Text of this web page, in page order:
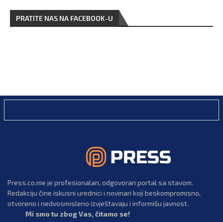
PRATITE NAS NA FACEBOOK-U
Press.co.me je profesionalan, odgovoran portal sa stavom.
Redakciju čine iskusni urednici i novinari koji beskompromisno,
otvoreno i nedvosmisleno izvještavaju i informišu javnost.
Mi smo tu zbog Vas, čitamo se!